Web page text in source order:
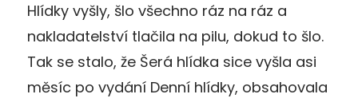
Hlídky vyšly, šlo všechno ráz na ráz a
nakladatelství tlačila na pilu, dokud to šlo.
Tak se stalo, že Šerá hlídka sice vyšla asi
měsíc po vydání Denní hlídky, obsahovala